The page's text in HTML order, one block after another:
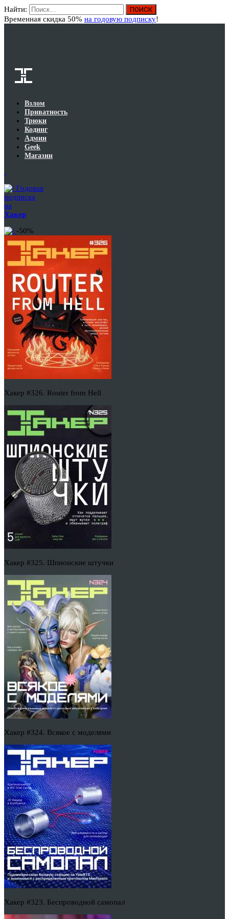
Найти:
Временная скидка 50% на годовую подписку!
Взлом
Приватность
Трюки
Кодинг
Админ
Geek
Магазин
Годовая
подписка
на
Хакер
-50%
Хакер #326. Router from Hell
Хакер #325. Шпионские штучки
Хакер #324. Всякое с моделями
Хакер #323. Беспроводной самопал